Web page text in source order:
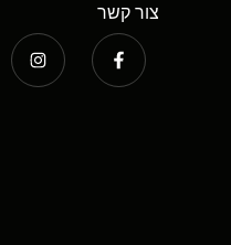
צור קשר